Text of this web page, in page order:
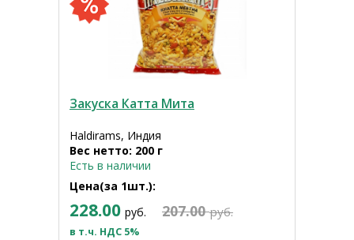
Закуска Катта Мита
Haldirams, Индия
Вес нетто: 200 г
Есть в наличии
Цена(за 1шт.):
228.00 руб. 207.00руб.
в т.ч. НДС 5%